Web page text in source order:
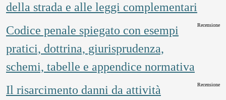
della strada e alle leggi complementari
Codice penale spiegato con esempi
pratici, dottrina, giurisprudenza,
schemi, tabelle e appendice normativa
Recensione
Il risarcimento danni da attività
Recensione